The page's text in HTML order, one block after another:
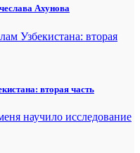
Ахунова
вторая часть